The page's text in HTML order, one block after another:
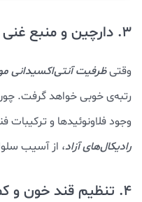
3. دارچین و منبع غنی آنتی اکسیدان
وقتیظرفیت آنتی‌اکسیدانی
رتبه‌ی خوبی خواهد گرفت.
وجود فلاونوئیدها و ترکیبات
رادیکال‌های آزاد، از آسیب
4. تنظیم قند خون و کمک به کنترل دیابت